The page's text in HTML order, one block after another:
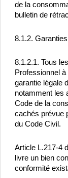
de la
bulletin de
8.1.2.
8.1.2.1. Tous
Professionnel
garantie légale
notamment les
Code de la
cachés prévue
du Code Civil.
Article L.217-4
livre un bien
conformité